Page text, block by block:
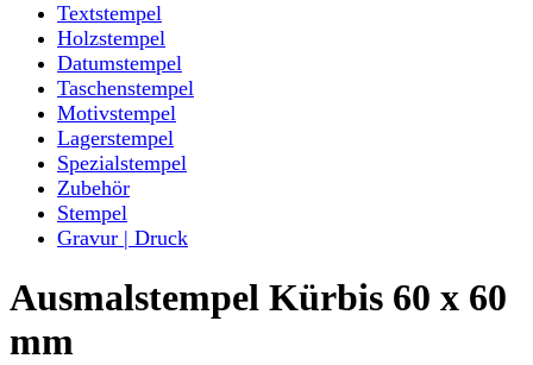
Textstempel
Holzstempel
Datumstempel
Taschenstempel
Motivstempel
Lagerstempel
Spezialstempel
Zubehör
Stempel
Gravur | Druck
Ausmalstempel Kürbis 60 x 60
mm